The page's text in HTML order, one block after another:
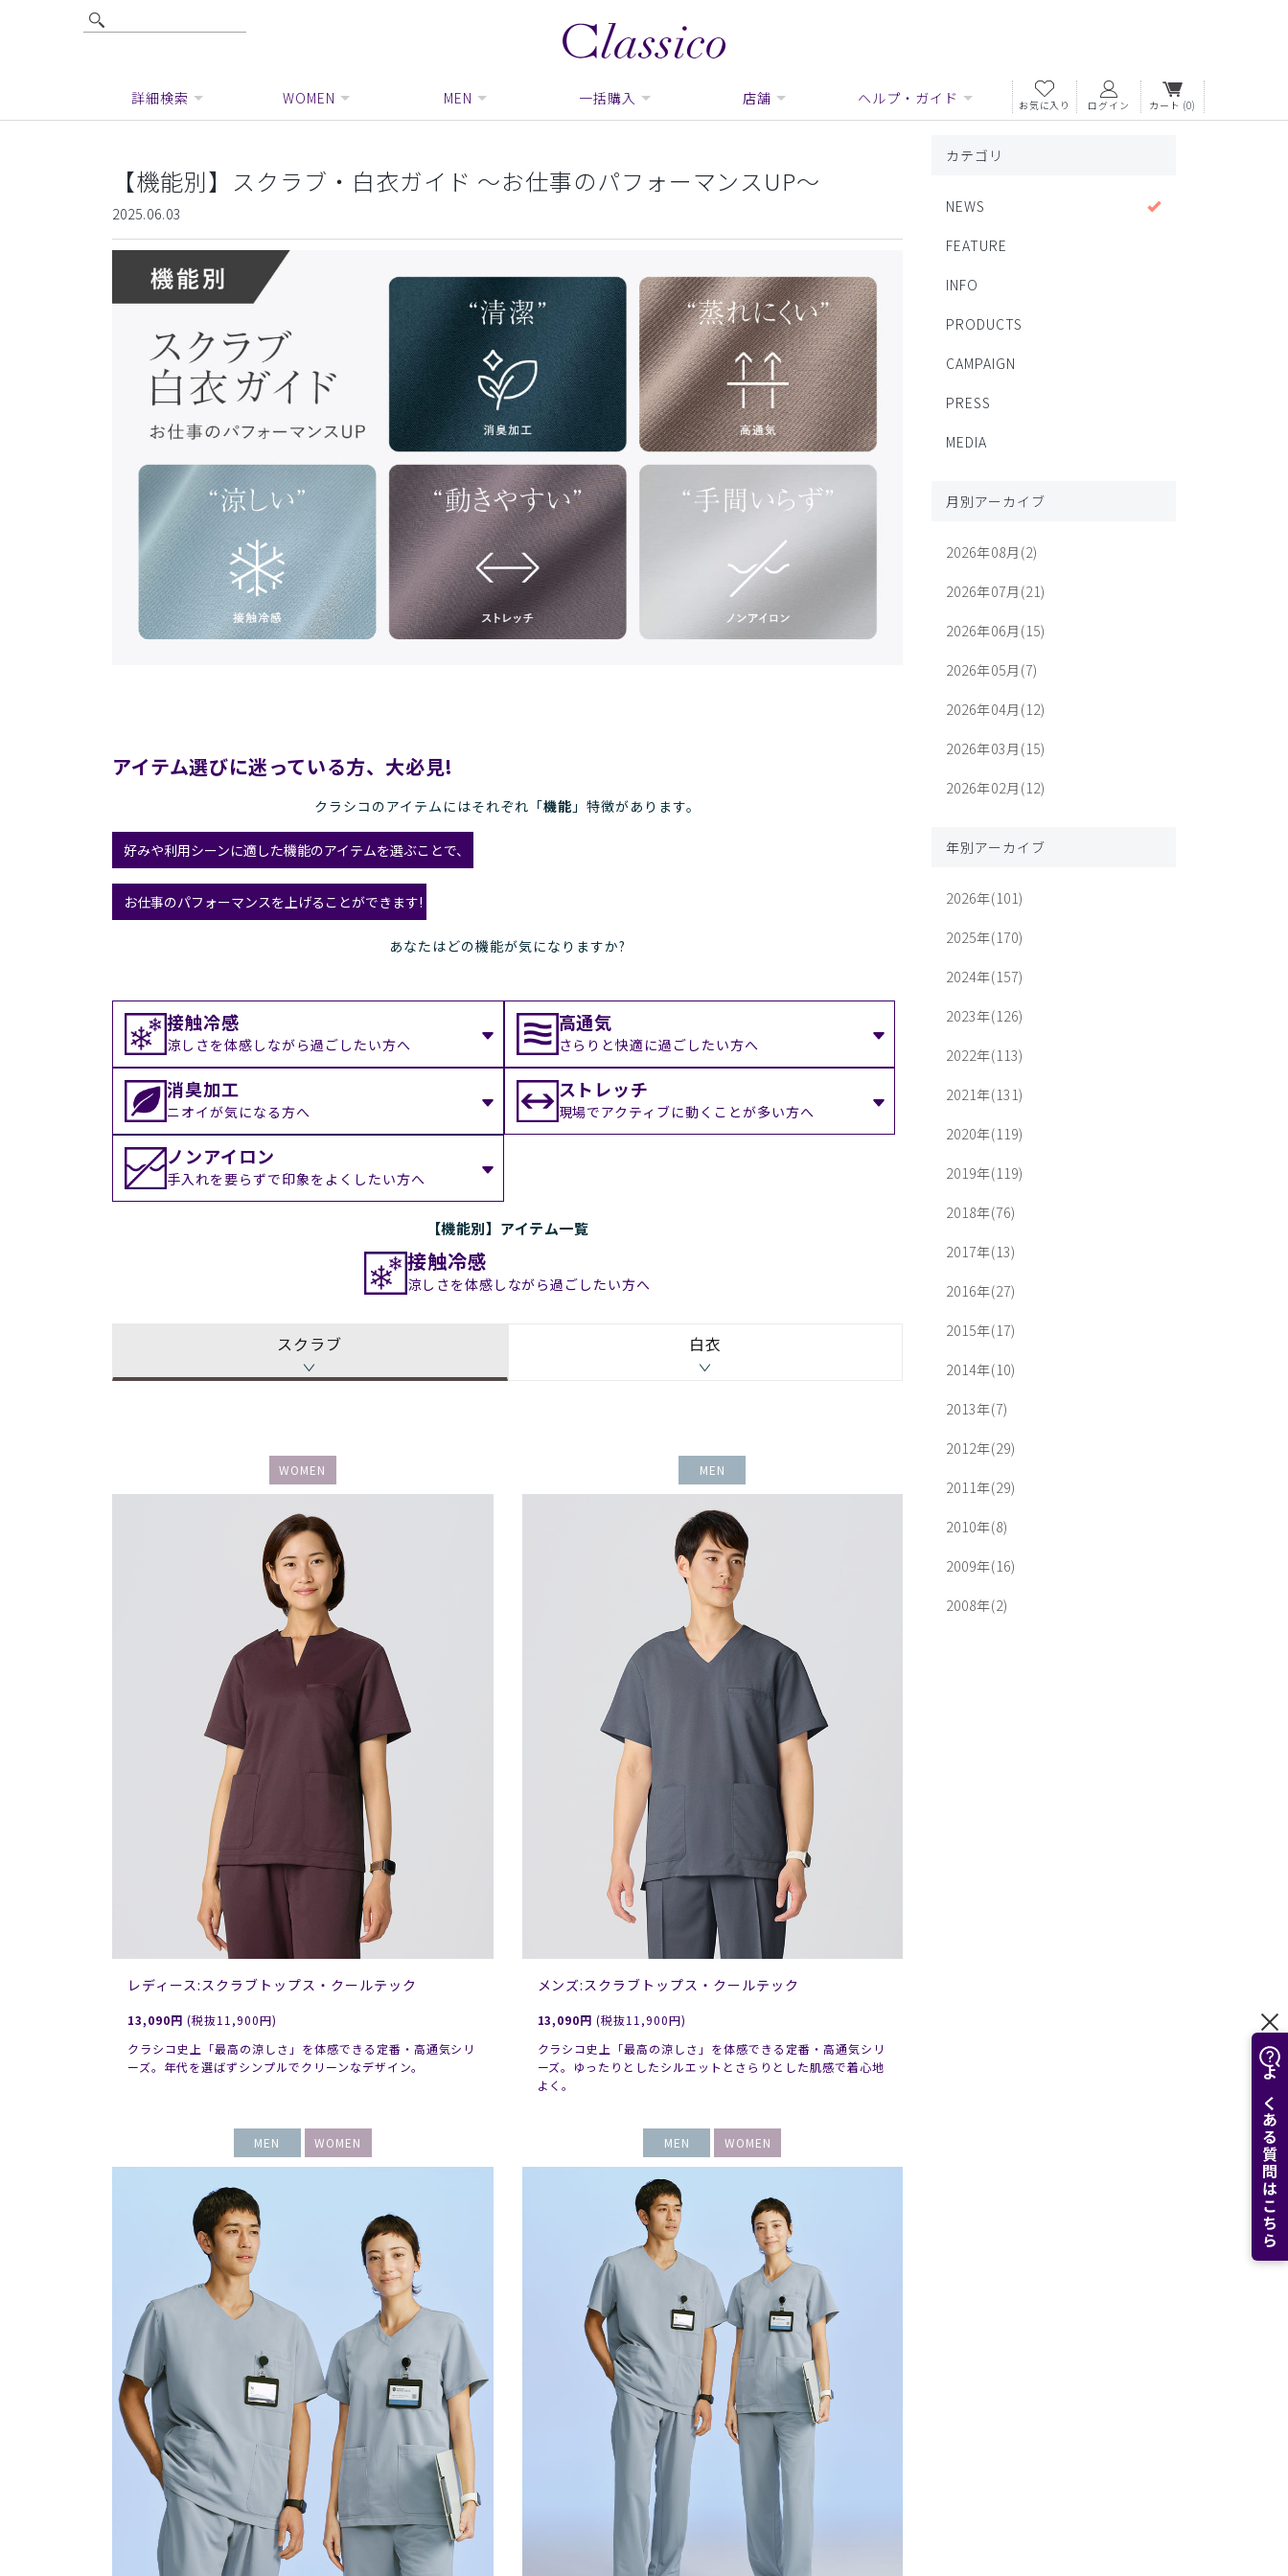
よくある質問はこちら
詳細検索 WOMEN MEN 一括購入 店舗 ヘルプ・ガイド お気に入り ログイン カート (0)
【機能別】スクラブ・白衣ガイド 〜お仕事のパフォーマンスUP〜
2025.06.03
アイテム選びに迷っている方、 大必見!
クラシコのアイテムにはそれぞれ「機能」特徴があります。
好みや利用シーンに適した機能のアイテムを選ぶことで、
お仕事のパフォーマンスを上げることができます!
あなたはどの機能が気になりますか?
接触冷感
涼しさを体感しながら過ごしたい方へ
高通気
さらりと快適に過ごしたい方へ
消臭加工
ニオイが気になる方へ
ストレッチ
現場でアクティブに動くことが多い方へ
ノンアイロン
手入れを要らずで印象をよくしたい方へ
【機能別】アイテム一覧
接触冷感
涼しさを体感しながら過ごしたい方へ
スクラブ 白衣
WOMEN
レディース:スクラブトップス・クールテック
13,090円 (税抜11,900円)
クラシコ史上「最高の涼しさ」を体感できる定番・高通気シリ
ーズ。年代を選ばずシンプルでクリーンなデザイン。
MEN
メンズ:スクラブトップス・クールテック
13,090円 (税抜11,900円)
クラシコ史上「最高の涼しさ」を体感できる定番・高通気シリ
ーズ。ゆったりとしたシルエットとさらりとした肌感で着心地
よく。
MEN WOMEN MEN WOMEN
カテゴリ
NEWS
FEATURE
INFO
PRODUCTS
CAMPAIGN
PRESS
MEDIA
月別アーカイブ
2026年08月(2)
2026年07月(21)
2026年06月(15)
2026年05月(7)
2026年04月(12)
2026年03月(15)
2026年02月(12)
年別アーカイブ
2026年(101)
2025年(170)
2024年(157)
2023年(126)
2022年(113)
2021年(131)
2020年(119)
2019年(119)
2018年(76)
2017年(13)
2016年(27)
2015年(17)
2014年(10)
2013年(7)
2012年(29)
2011年(29)
2010年(8)
2009年(16)
2008年(2)